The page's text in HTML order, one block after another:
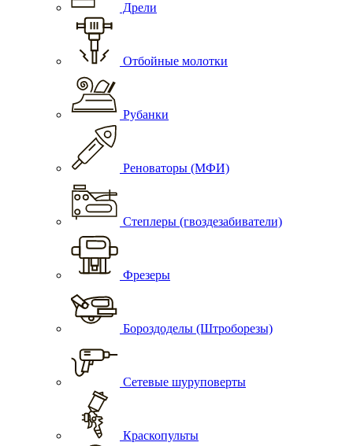
Дрели
Отбойные молотки
Рубанки
Реноваторы (МФИ)
Степлеры (гвоздезабиватели)
Фрезеры
Бороздоделы (Штроборезы)
Сетевые шуруповерты
Краскопульты